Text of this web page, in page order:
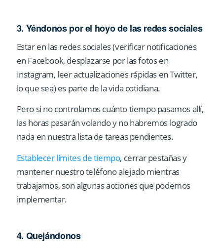
3. Yéndonos por el hoyo de las redes sociales
Estar en las redes sociales (verificar notificaciones
en Facebook, desplazarse por las fotos en
Instagram, leer actualizaciones rápidas en Twitter,
lo que sea) es parte de la vida cotidiana.
Pero si no controlamos cuánto tiempo pasamos allí,
las horas pasarán volando y no habremos logrado
nada en nuestra lista de tareas pendientes.
Establecer límites de tiempo, cerrar pestañas y
mantener nuestro teléfono alejado mientras
trabajamos, son algunas acciones que podemos
implementar.
4. Quejándonos